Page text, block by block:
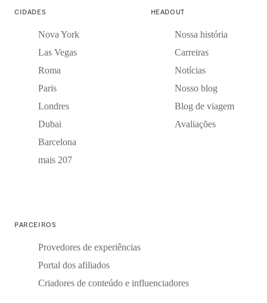
CIDADES
Nova York
Las Vegas
Roma
Paris
Londres
Dubai
Barcelona
mais 207
HEADOUT
Nossa história
Carreiras
Notícias
Nosso blog
Blog de viagem
Avaliações
PARCEIROS
Provedores de experiências
Portal dos afiliados
Criadores de conteúdo e influenciadores